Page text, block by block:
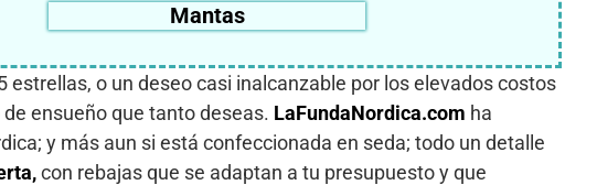
Mantas
o un deseo casi inalcanzable por los elevados costos
ensueño que tanto deseas. LaFundaNordica.com ha
y más aun si está confeccionada en seda; todo un detalle
con rebajas que se adaptan a tu presupuesto y que